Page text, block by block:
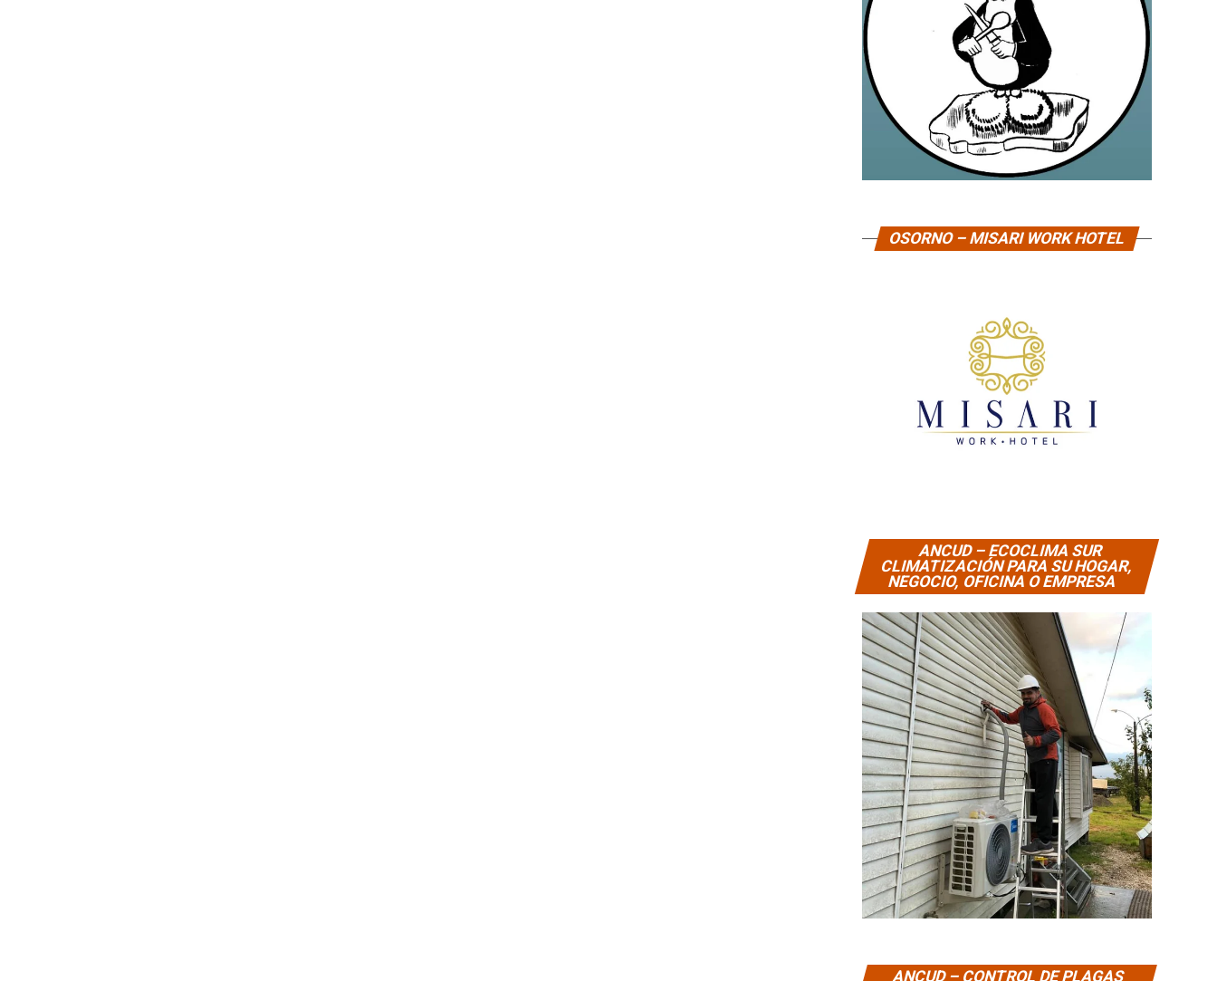
OSORNO – MISARI WORK HOTEL
ANCUD – ECOCLIMA SUR
CLIMATIZACIÓN PARA SU HOGAR,
NEGOCIO, OFICINA O EMPRESA
ANCUD – CONTROL DE PLAGAS